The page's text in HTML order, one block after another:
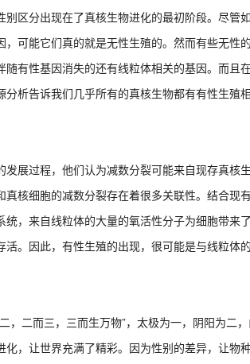
区分出现在了真核生物进化的最初阶段。尽管
可能它们真的就是无性生殖的。然而有些无性
有性基因消失的还有线粒体相关的基因。而且
析告诉我们几乎所有的真核生物都有有性生殖
展过程，他们认为减数分裂可能来自现存真核
核细胞的减数分裂存在着很多关联性。结合现
，来自线粒体的大量的氧活性分子为细胞带来
。因此，有性生殖的出现，很可能是与线粒体
，二而三，三而生万物”，太极为一，阴阳为二
，让世界充满了精彩。因为性别的差异，让物